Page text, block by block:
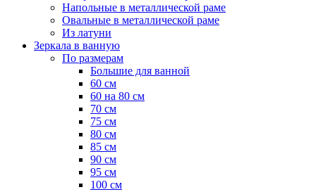
Напольные в металлической раме
Овальные в металлической раме
Из латуни
Зеркала в ванную
По размерам
Большие для ванной
60 см
60 на 80 см
70 см
75 см
80 см
85 см
90 см
95 см
100 см